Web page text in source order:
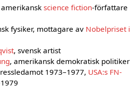
amerikanskscience fiction-författare
fysiker, mottagare av Nobelpriset i
, svensk artist
, amerikansk demokratisk politiker
1973–1977, USA:s FN-